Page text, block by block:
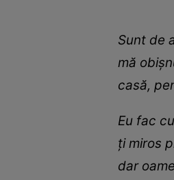
Sunt de
mă
casă,
Eu fac
ți miros
dar